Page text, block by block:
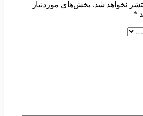
نخواهد شد. بخش‌های موردنیاز
*